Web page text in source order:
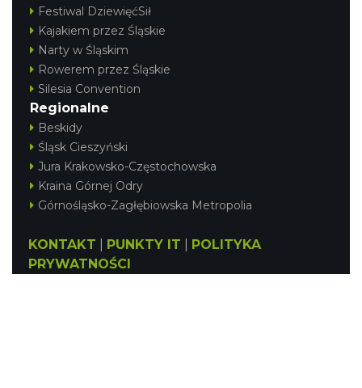
Festiwal DziewięćSił
Kajakiem przez Śląskie
Narty w Śląskim
Rowerem przez Śląskie
Silesia Convention
Regionalne
Beskidy
Śląsk Cieszyński
Jura Krakowsko-Częstochowska
Kraina Górnej Odry
Górnośląsko-Zagłębiowska Metropolia
KONTAKT PUNKTY IT
POLITYKA
PRYWATNOŚCI